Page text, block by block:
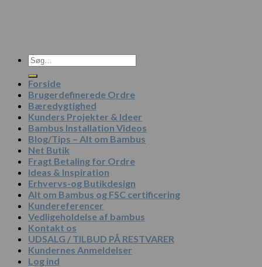
Søg
efter:
Forside
Brugerdefinerede Ordre
Bæredygtighed
Kunders Projekter & Ideer
Bambus Installation Videos
Blog/Tips – Alt om Bambus
Net Butik
Fragt Betaling for Ordre
Ideas & Inspiration
Erhvervs-og Butikdesign
Alt om Bambus og FSC certificering
Kundereferencer
Vedligeholdelse af bambus
Kontakt os
UDSALG / TILBUD PÅ RESTVARER
Kundernes Anmeldelser
Log ind